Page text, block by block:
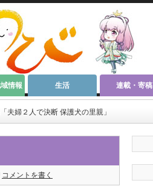
情報 生活 連載・寄稿
夫婦２人で決断 保護犬の里親」
コメントを書く